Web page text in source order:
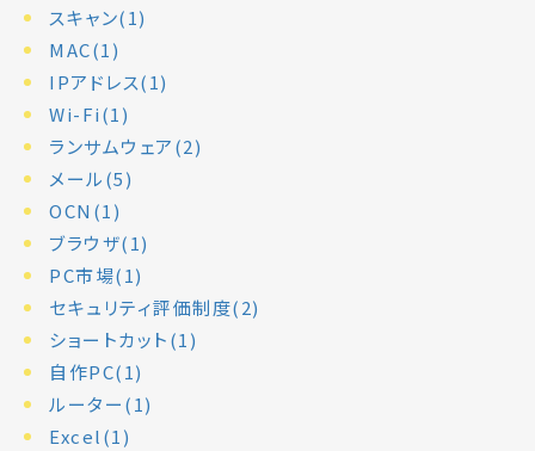
スキャン(1)
MAC(1)
IPアドレス(1)
Wi-Fi(1)
ランサムウェア(2)
メール(5)
OCN(1)
ブラウザ(1)
PC市場(1)
セキュリティ評価制度(2)
ショートカット(1)
自作PC(1)
ルーター(1)
Excel(1)